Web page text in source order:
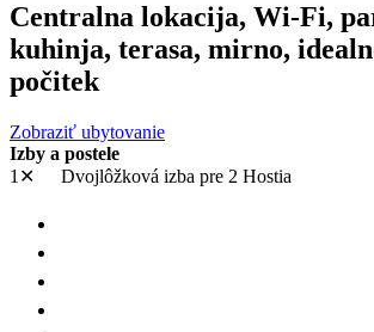
Centralna lokacija, Wi-Fi,
kuhinja, terasa, mirno,
počitek
Zobraziť ubytovanie
Izby a postele
1✕
Dvojlôžková izba pre 2 Hostia